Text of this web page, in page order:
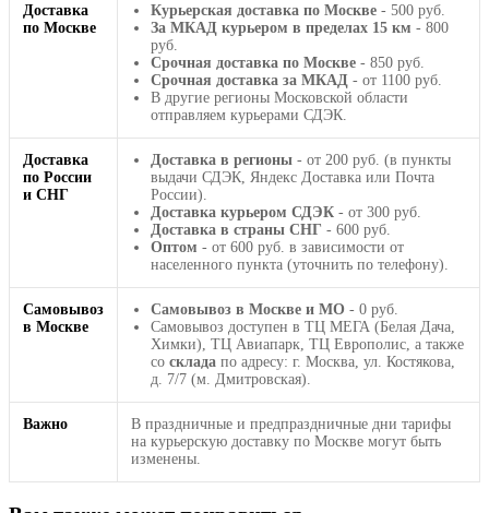
Доставка
по Москве
Курьерская доставка по Москве - 500 руб.
За МКАД курьером в пределах 15 км - 800
руб.
Срочная доставка по Москве - 850 руб.
Срочная доставка за МКАД - от 1100 руб.
В другие регионы Московской области
отправляем курьерами СДЭК.
Доставка
по России
и СНГ
Доставка в регионы - от 200 руб. (в пункты
выдачи СДЭК, Яндекс Доставка или Почта
России).
Доставка курьером СДЭК - от 300 руб.
Доставка в страны СНГ - 600 руб.
Оптом - от 600 руб. в зависимости от
населенного пункта (уточнить по телефону).
Самовывоз
в Москве
Самовывоз в Москве и МО - 0 руб.
Самовывоз доступен в ТЦ МЕГА (Белая Дача,
Химки), ТЦ Авиапарк, ТЦ Европолис, а также
со склада по адресу: г. Москва, ул. Костякова,
д. 7/7 (м. Дмитровская).
Важно
В праздничные и предпраздничные дни тарифы
на курьерскую доставку по Москве могут быть
изменены.